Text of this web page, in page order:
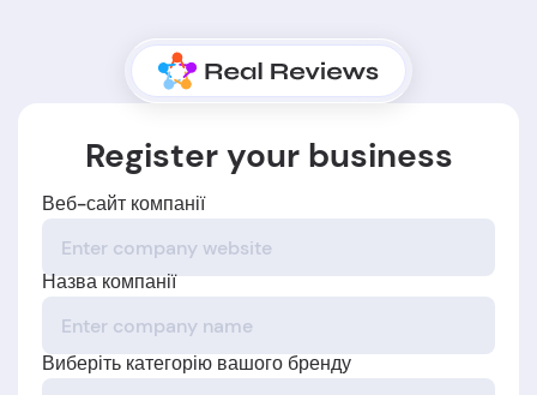
Register your business
Веб-сайт компанії
Назва компанії
Виберіть категорію вашого бренду